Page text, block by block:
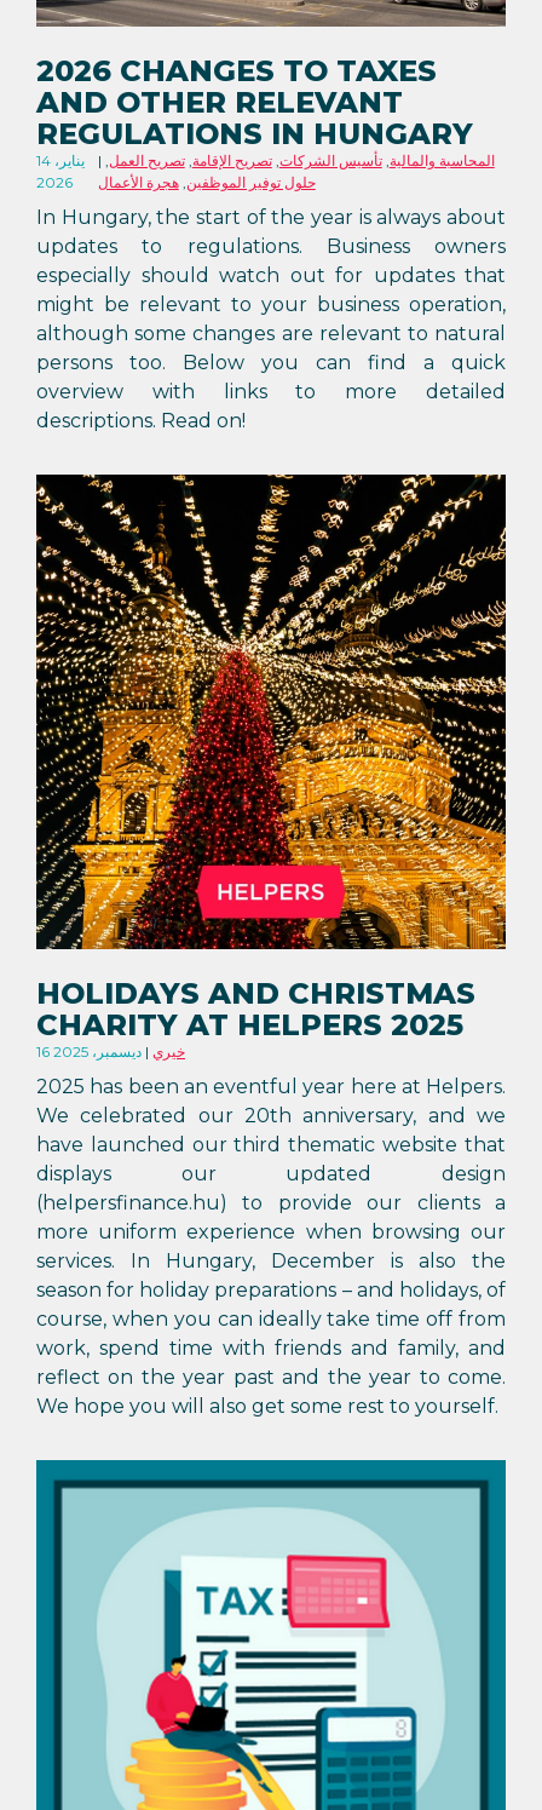
2026 CHANGES TO TAXES
AND OTHER RELEVANT
REGULATIONS IN HUNGARY
14 يناير،
2026
المحاسبة والمالية,تأسيس الشركات,تصريح الإقامة,تصريح العمل,
حلول توفير الموظفين,هجرة الأعمال
In Hungary, the start of the year is always about
updates to regulations. Business owners
especially should watch out for updates that
might be relevant to your business operation,
although some changes are relevant to natural
persons too. Below you can find a quick
overview with links to more detailed
descriptions. Read on!
HOLIDAYS AND CHRISTMAS
CHARITY AT HELPERS 2025
16 ديسمبر، 2025 خيري
2025 has been an eventful year here at Helpers.
We celebrated our 20th anniversary, and we
have launched our third thematic website that
displays our updated design
(helpersfinance.hu) to provide our clients a
more uniform experience when browsing our
services. In Hungary, December is also the
season for holiday preparations – and holidays, of
course, when you can ideally take time off from
work, spend time with friends and family, and
reflect on the year past and the year to come.
We hope you will also get some rest to yourself.